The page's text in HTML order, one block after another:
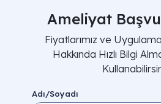
Ameliyat
Fiyatlarımız ve
Hakkında Hızlı Bilgi
Adı/Soyadı